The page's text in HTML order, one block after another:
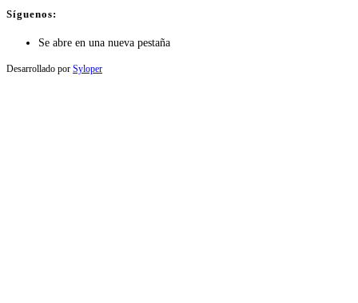
Síguenos:
Se abre en una nueva pestaña
Desarrollado por Syloper